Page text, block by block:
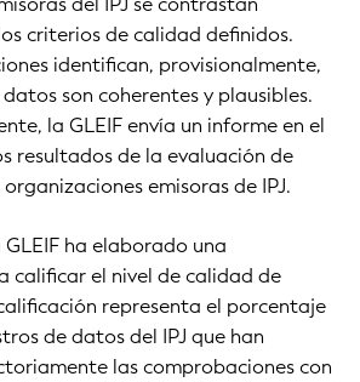
criterios de calidad definidos.
identifican, provisionalmente,
son coherentes y plausibles.
la GLEIF envía un informe en el
resultados de la evaluación de
emisoras de IPJ.
ha elaborado una
calificar el nivel de calidad de
representa el porcentaje
de datos del IPJ que han
las comprobaciones con